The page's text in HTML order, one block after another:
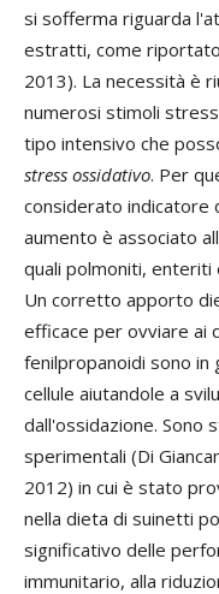
si sofferma riguarda
estratti, come
2013). La necessità è
numerosi stimoli
tipo intensivo che
stress ossidativo. Per
considerato indicatore
aumento è associato
quali polmoniti, enteriti
Un corretto apporto
efficace per ovviare ai
fenilpropanoidi sono
cellule aiutandole a
dall'ossidazione.
sperimentali (Di
2012) in cui è stato
nella dieta di suinetti
significativo delle
immunitario, alla